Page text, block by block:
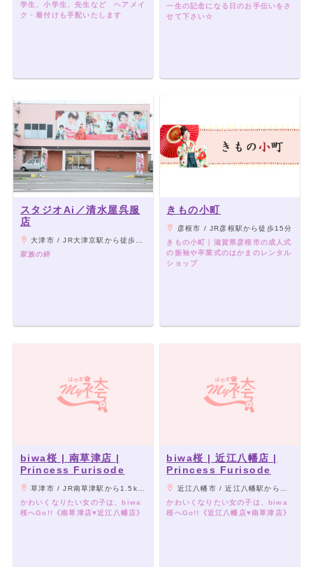
学生、小学生、先生など ヘアメイ
ク・着付けも手配いたします
一生の記念になる日のお手伝いをさ
せて下さい☆
スタジオAi／清水屋呉服
店
大津市 / JR大津京駅から徒歩15分
家族の絆
きもの小町
彦根市 / JR彦根駅から徒歩15分
きもの小町｜滋賀県彦根市の成人式
の振袖や卒業式のはかまのレンタル
ショップ
biwa桜 | 南草津店 |
Princess Furisode
草津市 / JR南草津駅から1.5km（車で3分）、矢橋（やばせ）中央交差点から約100m
かわいくなりたい女の子は、biwa
桜へGo!!《南草津店♥近江八幡店》
biwa桜 | 近江八幡店 |
Princess Furisode
近江八幡市 / 近江八幡駅から徒歩8分
かわいくなりたい女の子は、biwa
桜へGo!!《近江八幡店♥南草津店》